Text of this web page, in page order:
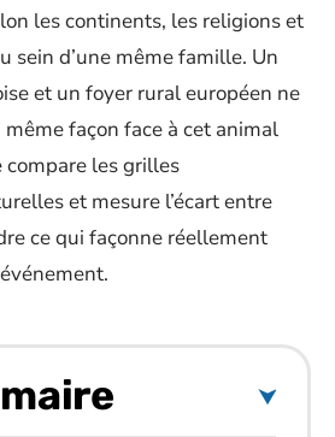
les continents, les religions et
sein d’une même famille. Un
et un foyer rural européen ne
façon face à cet animal
compare les grilles
et mesure l’écart entre
ce qui façonne réellement